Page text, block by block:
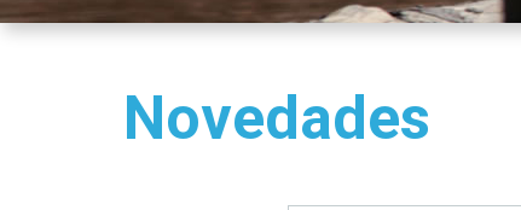
Novedades